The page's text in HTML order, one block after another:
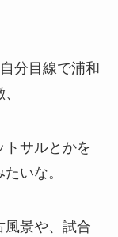
分目線で浦和
サルとかを
いな。
風景や、試合